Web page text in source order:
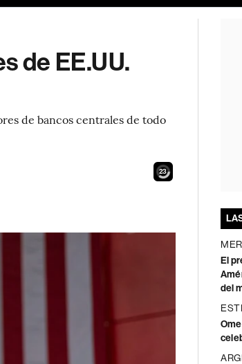
de EE.UU.
de bancos centrales de todo
21
El
del